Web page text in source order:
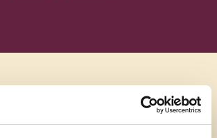
: Kaarting in zaal Sinjo te St